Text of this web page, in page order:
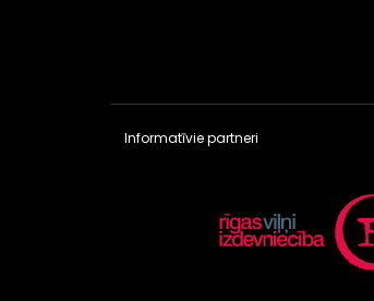
Informatīvie partneri